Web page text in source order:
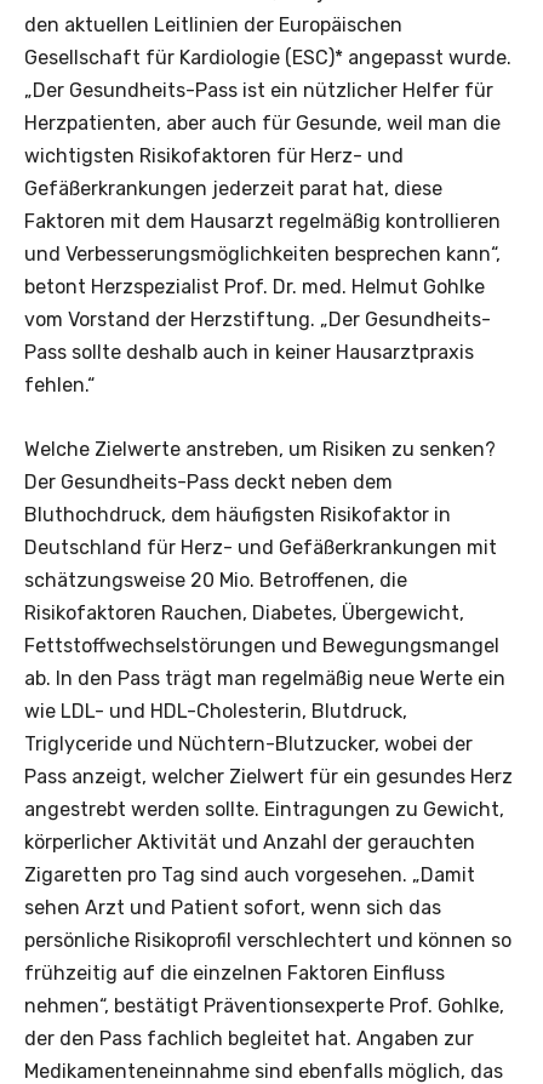
den aktuellen Leitlinien der Europäischen
Gesellschaft für Kardiologie (ESC)* angepasst wurde.
„Der Gesundheits-Pass ist ein nützlicher Helfer für
Herzpatienten, aber auch für Gesunde, weil man die
wichtigsten Risikofaktoren für Herz- und
Gefäßerkrankungen jederzeit parat hat, diese
Faktoren mit dem Hausarzt regelmäßig kontrollieren
und Verbesserungsmöglichkeiten besprechen kann“,
betont Herzspezialist Prof. Dr. med. Helmut Gohlke
vom Vorstand der Herzstiftung. „Der Gesundheits-
Pass sollte deshalb auch in keiner Hausarztpraxis
fehlen.“
Welche Zielwerte anstreben, um Risiken zu senken?
Der Gesundheits-Pass deckt neben dem
Bluthochdruck, dem häufigsten Risikofaktor in
Deutschland für Herz- und Gefäßerkrankungen mit
schätzungsweise 20 Mio. Betroffenen, die
Risikofaktoren Rauchen, Diabetes, Übergewicht,
Fettstoffwechselstörungen und Bewegungsmangel
ab. In den Pass trägt man regelmäßig neue Werte ein
wie LDL- und HDL-Cholesterin, Blutdruck,
Triglyceride und Nüchtern-Blutzucker, wobei der
Pass anzeigt, welcher Zielwert für ein gesundes Herz
angestrebt werden sollte. Eintragungen zu Gewicht,
körperlicher Aktivität und Anzahl der gerauchten
Zigaretten pro Tag sind auch vorgesehen. „Damit
sehen Arzt und Patient sofort, wenn sich das
persönliche Risikoprofil verschlechtert und können so
frühzeitig auf die einzelnen Faktoren Einfluss
nehmen“, bestätigt Präventionsexperte Prof. Gohlke,
der den Pass fachlich begleitet hat. Angaben zur
Medikamenteneinnahme sind ebenfalls möglich, das